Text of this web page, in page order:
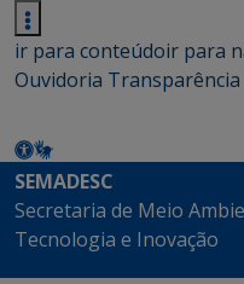
ir para conteúdoir para
Ouvidoria Transparência
SEMADESC
Secretaria de Meio
Tecnologia e Inovação